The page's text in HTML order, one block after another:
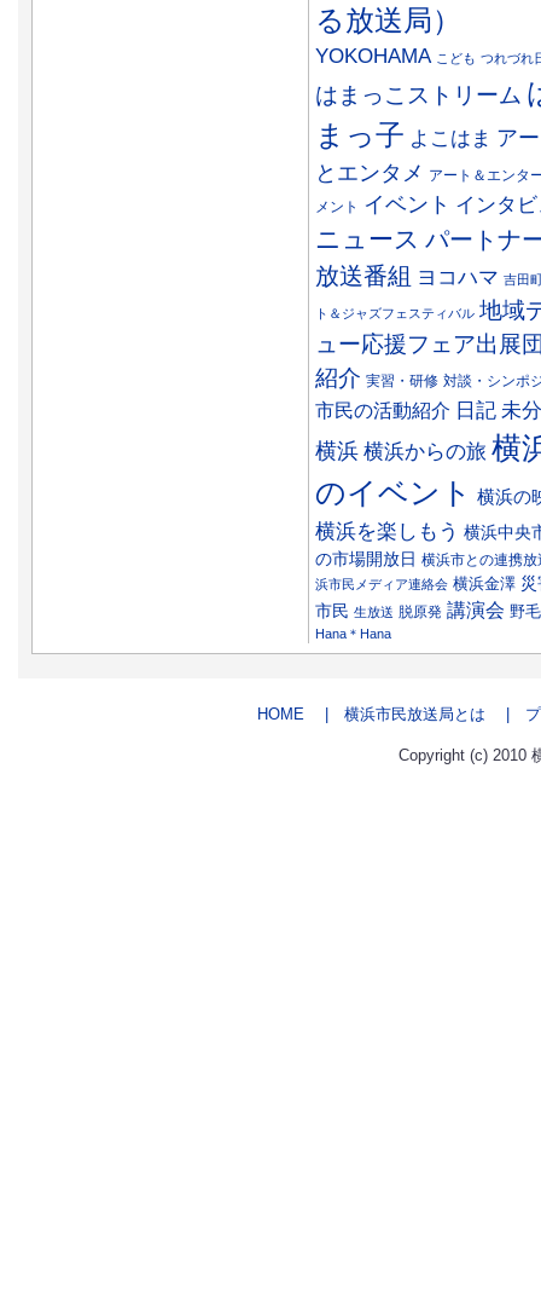
る放送局）
YOKOHAMA こども つれづれ
はまっこストリーム
まっ子 よこはま ア
とエンタメ アート＆エンタ
メント
イベント インタ
ニュース パートナ
放送番組 ヨコハマ 吉田
ト＆ジャズフェスティバル 地域
ュー応援フェア出展
紹介 実習・研修 対談・シンポ
市民の活動紹介 日記 未
横浜 横浜からの旅 横
のイベント
横浜の
横浜を楽しもう 横浜中央
の市場開放日 横浜市との連携放
浜市民メディア連絡会 横浜金澤
市民 生放送 脱原発 講演会 野毛
Hana＊Hana
HOME | 横浜市民放送局とは | プ
Copyright (c) 2010